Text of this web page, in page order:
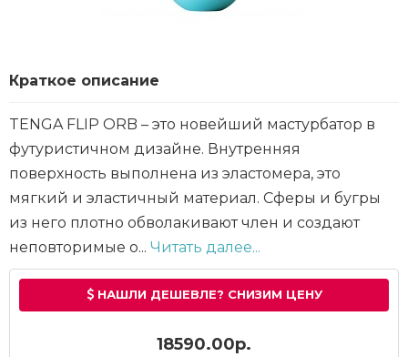
Краткое описание
TENGA FLIP ORB – это новейший мастурбатор в
футуристичном дизайне. Внутренняя
поверхность выполнена из эластомера, это
мягкий и эластичный материал. Сферы и бугры
из него плотно обволакивают член и создают
неповторимые о... Читать далее...
НАШЛИ ДЕШЕВЛЕ? СНИЗИМ ЦЕНУ
18590.00р.